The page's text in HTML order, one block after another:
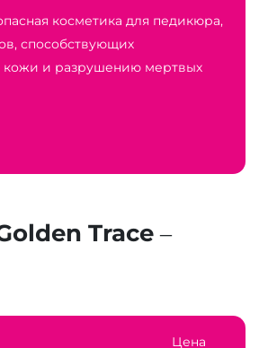
косметика для педикюра,
способствующих
кожи и разрушению мертвых
Trace–
Цена